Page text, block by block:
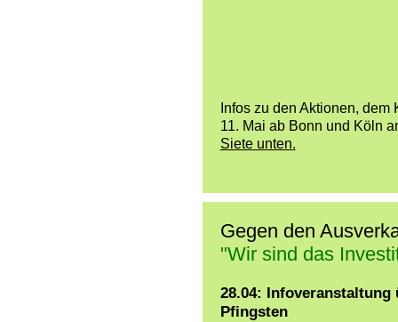
Infos zu den Aktionen,
11. Mai ab Bonn und Köln
Siete unten.
Gegen den
"Wir sind das
28.04:
Pfingsten